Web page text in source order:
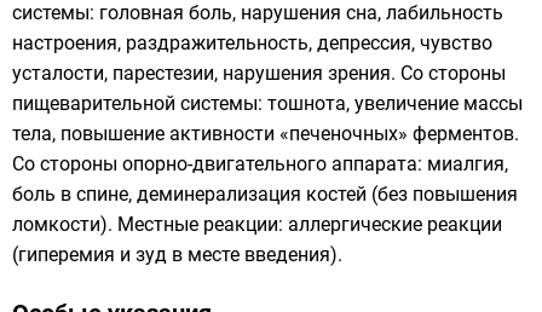
системы: головная боль, нарушения сна, лабильность
настроения, раздражительность, депрессия, чувство
усталости, парестезии, нарушения зрения. Со стороны
пищеварительной системы: тошнота, увеличение массы
тела, повышение активности «печеночных» ферментов.
Со стороны опорно-двигательного аппарата: миалгия,
боль в спине, деминерализация костей (без повышения
ломкости). Местные реакции: аллергические реакции
(гиперемия и зуд в месте введения).